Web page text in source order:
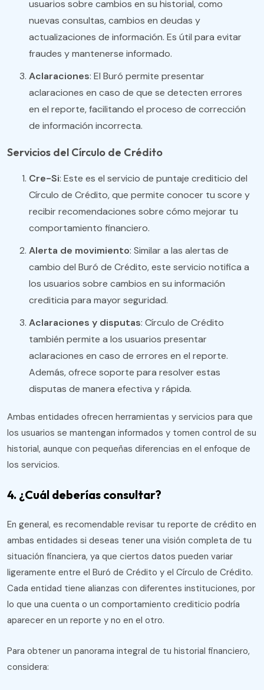
usuarios sobre cambios en su historial, como
nuevas consultas, cambios en deudas y
actualizaciones de información. Es útil para evitar
fraudes y mantenerse informado.
Aclaraciones: El Buró permite presentar
aclaraciones en caso de que se detecten errores
en el reporte, facilitando el proceso de corrección
de información incorrecta.
Servicios del Círculo de Crédito
Cre-Si: Este es el servicio de puntaje crediticio del
Círculo de Crédito, que permite conocer tu score y
recibir recomendaciones sobre cómo mejorar tu
comportamiento financiero.
Alerta de movimiento: Similar a las alertas de
cambio del Buró de Crédito, este servicio notifica a
los usuarios sobre cambios en su información
crediticia para mayor seguridad.
Aclaraciones y disputas: Círculo de Crédito
también permite a los usuarios presentar
aclaraciones en caso de errores en el reporte.
Además, ofrece soporte para resolver estas
disputas de manera efectiva y rápida.
Ambas entidades ofrecen herramientas y servicios para que
los usuarios se mantengan informados y tomen control de su
historial, aunque con pequeñas diferencias en el enfoque de
los servicios.
4. ¿Cuál deberías consultar?
En general, es recomendable revisar tu reporte de crédito en
ambas entidades si deseas tener una visión completa de tu
situación financiera, ya que ciertos datos pueden variar
ligeramente entre el Buró de Crédito y el Círculo de Crédito.
Cada entidad tiene alianzas con diferentes instituciones, por
lo que una cuenta o un comportamiento crediticio podría
aparecer en un reporte y no en el otro.
Para obtener un panorama integral de tu historial financiero,
considera: